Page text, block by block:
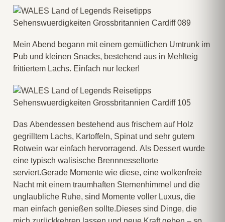
Mein Abend begann mit einem gemütlichen Umtrunk im
Pub und kleinen Snacks, bestehend aus in Mehlteig
frittiertem Lachs. Einfach nur lecker!
Das Abendessen bestehend aus frischem auf Holz
gegrilltem Lachs, Kartoffeln, Spinat und sehr gutem
Rotwein war einfach hervorragend. Als Dessert wurde
eine typisch walisische Brennnesseltorte
serviert.Gerade Momente wie diese, eine wolkenfreie
Nacht mit einem traumhaften Sternenhimmel und die
unglaubliche Ruhe, sind Momente voller Luxus, die
man einfach genießen sollte.Dieses sind Dinge, die